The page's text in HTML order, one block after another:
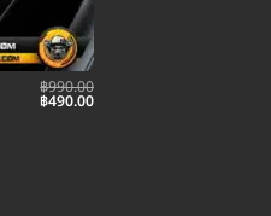
฿990.00
Original
฿490.00Current